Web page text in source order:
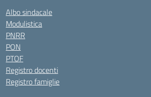
Albo sindacale
Modulistica
PNRR
PON
PTOF
Registro docenti
Registro famiglie